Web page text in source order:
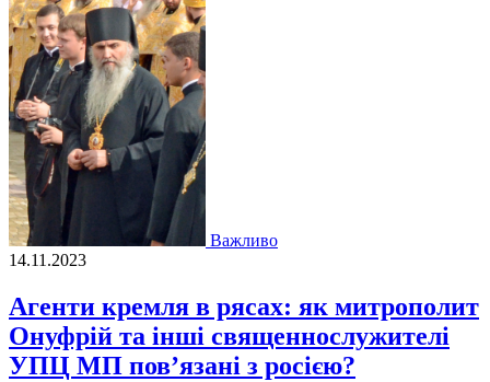
Важливо
14.11.2023
Агенти кремля в рясах: як митрополит
Онуфрій та інші священнослужителі
УПЦ МП повʼязані з росією?